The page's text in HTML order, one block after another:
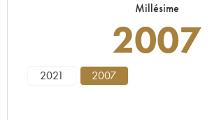
Millésime
2007
2021 2007